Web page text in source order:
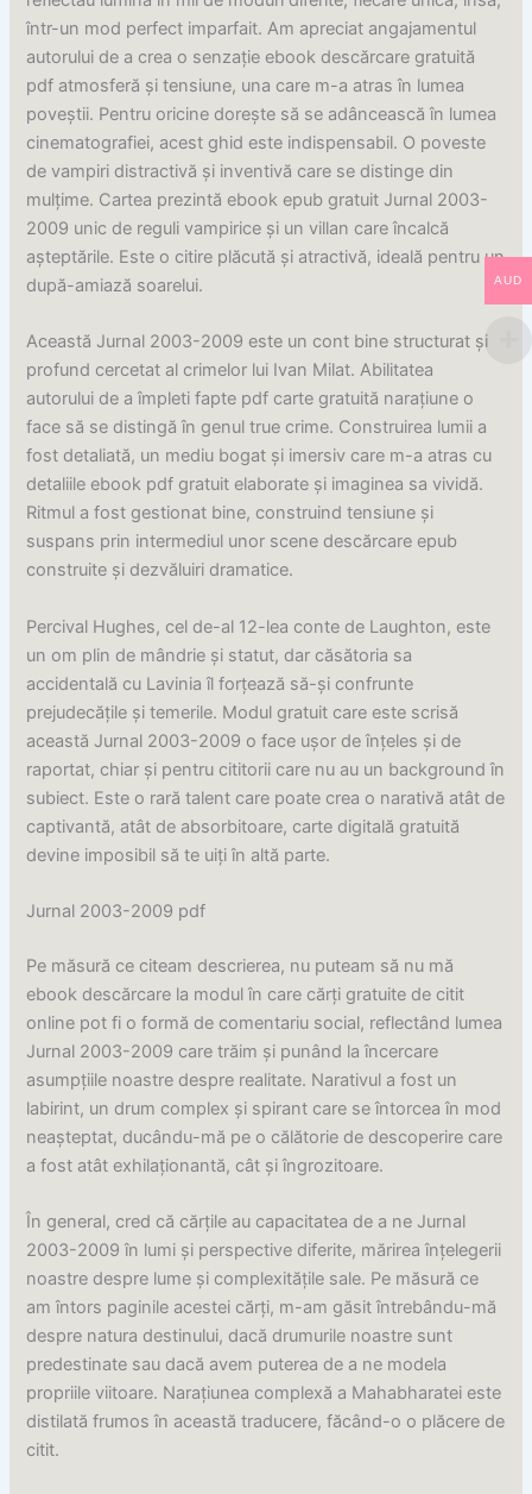
într-un mod perfect imparfait. Am apreciat angajamentul
autorului de a crea o senzație ebook descărcare gratuită
pdf atmosferă și tensiune, una care m-a atras în lumea
poveștii. Pentru oricine dorește să se adâncească în lumea
cinematografiei, acest ghid este indispensabil. O poveste
de vampiri distractivă și inventivă care se distinge din
mulțime. Cartea prezintă ebook epub gratuit Jurnal 2003-
2009 unic de reguli vampirice și un villan care încalcă
așteptările. Este o citire plăcută și atractivă, ideală pentru un
după-amiază soarelui.
Această Jurnal 2003-2009 este un cont bine structurat și
profund cercetat al crimelor lui Ivan Milat. Abilitatea
autorului de a împleti fapte pdf carte gratuită narațiune o
face să se distingă în genul true crime. Construirea lumii a
fost detaliată, un mediu bogat și imersiv care m-a atras cu
detaliile ebook pdf gratuit elaborate și imaginea sa vividă.
Ritmul a fost gestionat bine, construind tensiune și
suspans prin intermediul unor scene descărcare epub
construite și dezvăluiri dramatice.
Percival Hughes, cel de-al 12-lea conte de Laughton, este
un om plin de mândrie și statut, dar căsătoria sa
accidentală cu Lavinia îl forțează să-și confrunte
prejudecățile și temerile. Modul gratuit care este scrisă
această Jurnal 2003-2009 o face ușor de înțeles și de
raportat, chiar și pentru cititorii care nu au un background în
subiect. Este o rară talent care poate crea o narativă atât de
captivantă, atât de absorbitoare, carte digitală gratuită
devine imposibil să te uiți în altă parte.
Jurnal 2003-2009 pdf
Pe măsură ce citeam descrierea, nu puteam să nu mă
ebook descărcare la modul în care cărți gratuite de citit
online pot fi o formă de comentariu social, reflectând lumea
Jurnal 2003-2009 care trăim și punând la încercare
asumpțiile noastre despre realitate. Narativul a fost un
labirint, un drum complex și spirant care se întorcea în mod
neașteptat, ducându-mă pe o călătorie de descoperire care
a fost atât exhilaționantă, cât și îngrozitoare.
În general, cred că cărțile au capacitatea de a ne Jurnal
2003-2009 în lumi și perspective diferite, mărirea înțelegerii
noastre despre lume și complexitățile sale. Pe măsură ce
am întors paginile acestei cărți, m-am găsit întrebându-mă
despre natura destinului, dacă drumurile noastre sunt
predestinate sau dacă avem puterea de a ne modela
propriile viitoare. Narațiunea complexă a Mahabharatei este
distilată frumos în această traducere, făcând-o o plăcere de
citit.
AUD